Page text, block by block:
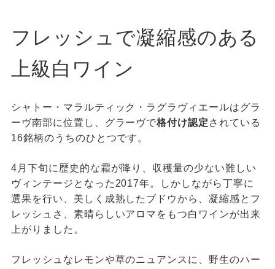
フレッシュで凝縮感のある
上級白ワイン
シャトー・マラルティック・ラグラヴィエールはグラ
ーヴ南部に位置し、グラーヴで格付け認定 されている
16銘柄のうちのひとつです。
4月下旬に歴史的な霜が降り、収穫量の少ない難しい
ヴィンテージとなった2017年。しかしながら丁寧に
選果を行い、美しく成熟したブドウから、凝縮感とフ
レッシュさ、素晴らしいアロマをもつ白ワインが出来
上がりました。
フレッシュなレモンや草のニュアンスに、野生のハー